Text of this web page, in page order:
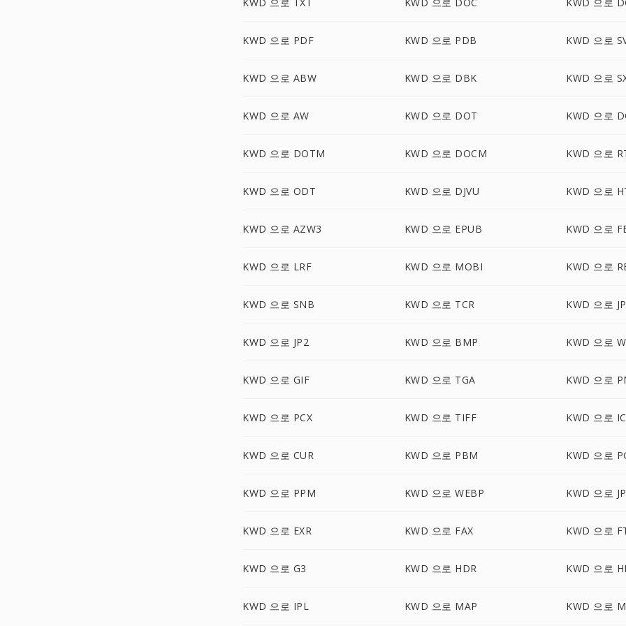
KWD 으로 PDF KWD 으로 PDB KWD 으로
KWD 으로 ABW KWD 으로 DBK KWD 으로
KWD 으로 AW KWD 으로 DOT KWD 으로
KWD 으로 DOTM KWD 으로 DOCM KWD 으로
KWD 으로 ODT KWD 으로 DJVU KWD 으로
KWD 으로 AZW3 KWD 으로 EPUB KWD 으로
KWD 으로 LRF KWD 으로 MOBI KWD 으로
KWD 으로 SNB KWD 으로 TCR KWD 으로
KWD 으로 JP2 KWD 으로 BMP KWD 으로
KWD 으로 GIF KWD 으로 TGA KWD 으로
KWD 으로 PCX KWD 으로 TIFF KWD 으로
KWD 으로 CUR KWD 으로 PBM KWD 으로
KWD 으로 PPM KWD 으로 WEBP KWD 으로
KWD 으로 EXR KWD 으로 FAX KWD 으로
KWD 으로 G3 KWD 으로 HDR KWD 으로
KWD 으로 IPL KWD 으로 MAP KWD 으로